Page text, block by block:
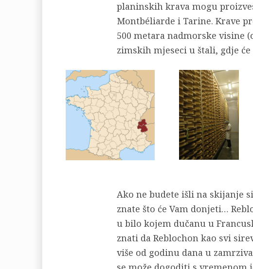
planinskih krava mogu
Montbéliarde i Tarine. Krave
500 metara nadmorske visine
zimskih mjeseci u štali, gdje
Ako ne budete išli na skijanje
znate što će Vam donjeti…
u bilo kojem dučanu u
znati da Reblochon kao svi
više od godinu dana u